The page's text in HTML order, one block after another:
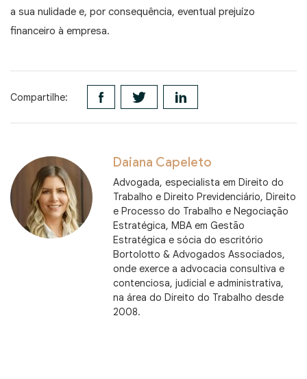
a sua nulidade e, por consequência, eventual prejuízo
financeiro à empresa.
Compartilhe:
Daiana Capeleto
Advogada, especialista em Direito do
Trabalho e Direito Previdenciário, Direito
e Processo do Trabalho e Negociação
Estratégica, MBA em Gestão
Estratégica e sócia do escritório
Bortolotto & Advogados Associados,
onde exerce a advocacia consultiva e
contenciosa, judicial e administrativa,
na área do Direito do Trabalho desde
2008.